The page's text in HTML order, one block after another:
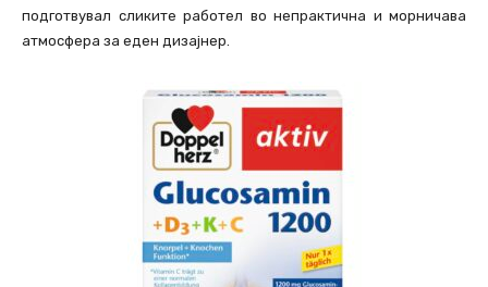
подготвувал сликите работел во непрактична и морничава
атмосфера за еден дизајнер.